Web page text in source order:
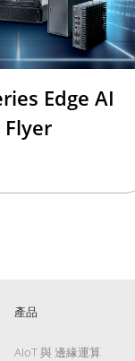
Edge AI
Flyer
產品
AIoT 與 邊緣運算